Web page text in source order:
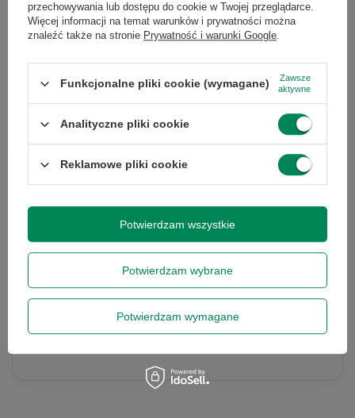
1 633,00 zł 961,00 zł / szt.
Chcesz się w czymś upewnić lub
masz dodatkowe pytanie?
Skorzystaj z naszej pomocy!
+48 796 758 658
info@greencomputers.pl
Zapytaj o ten produkt
przechowywania lub dostępu do cookie w Twojej przeglądarce.
Więcej informacji na temat warunków i prywatności można
znaleźć także na stronie Prywatność i warunki Google.
Funkcjonalne pliki cookie (wymagane)
Zawsze
aktywne
Analityczne pliki cookie
Reklamowe pliki cookie
Potwierdzam wybrane
Potwierdzam wymagane
Potwierdzam wszystkie